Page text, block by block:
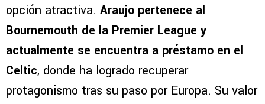
opción atractiva. Araujo pertenece al
Bournemouth de la Premier League y
actualmente se encuentra a préstamo en el
Celtic, donde ha logrado recuperar
protagonismo tras su paso por Europa. Su valor